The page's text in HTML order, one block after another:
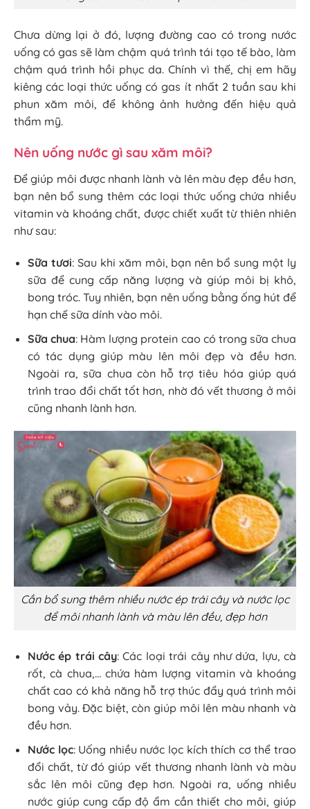
Chưa dừng lại ở đó, lượng đường cao có trong nước
uống có gas sẽ làm chậm quá trình tái tạo tế bào, làm
chậm quá trình hồi phục da. Chính vì thế, chị em hãy
kiêng các loại thức uống có gas ít nhất 2 tuần sau khi
phun xăm môi, để không ảnh hưởng đến hiệu quả
thẩm mỹ.
Nên uống nước gì sau xăm môi?
Để giúp môi được nhanh lành và lên màu đẹp đều hơn,
bạn nên bổ sung thêm các loại thức uống chứa nhiều
vitamin và khoáng chất, được chiết xuất từ thiên nhiên
như sau:
Sữa tươi: Sau khi xăm môi, bạn nên bổ sung một ly
sữa để cung cấp năng lượng và giúp môi bị khô,
bong tróc. Tuy nhiên, bạn nên uống bằng ống hút để
hạn chế sữa dính vào môi.
Sữa chua: Hàm lượng protein cao có trong sữa chua
có tác dụng giúp màu lên môi đẹp và đều hơn.
Ngoài ra, sữa chua còn hỗ trợ tiêu hóa giúp quá
trình trao đổi chất tốt hơn, nhờ đó vết thương ở môi
cũng nhanh lành hơn.
Cần bổ sung thêm nhiều nước ép trái cây và nước lọc
để môi nhanh lành và màu lên đều, đẹp hơn
Nước ép trái cây: Các loại trái cây như dứa, lựu, cà
rốt, cà chua,… chứa hàm lượng vitamin và khoáng
chất cao có khả năng hỗ trợ thúc đẩy quá trình môi
bong vảy. Đặc biệt, còn giúp môi lên màu nhanh và
đều hơn.
Nước lọc: Uống nhiều nước lọc kích thích cơ thể trao
đổi chất, từ đó giúp vết thương nhanh lành và màu
sắc lên môi cũng đẹp hơn. Ngoài ra, uống nhiều
nước giúp cung cấp độ ẩm cần thiết cho môi, giúp